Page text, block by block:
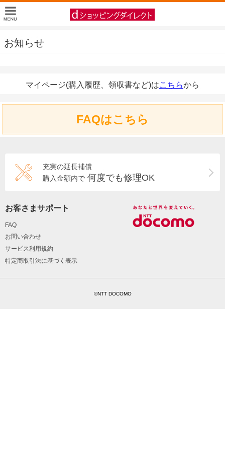
お知らせ
マイページ(購入履歴、領収書など)はこちらから
FAQはこちら
充実の延長補償
購入金額内で 何度でも修理OK
お客さまサポート
FAQ
お問い合わせ
サービス利用規約
特定商取引法に基づく表示
©NTT DOCOMO